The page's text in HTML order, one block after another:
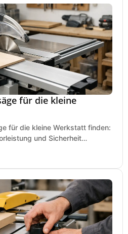
für die kleine
für die kleine Werkstatt finden:
und Sicherheit